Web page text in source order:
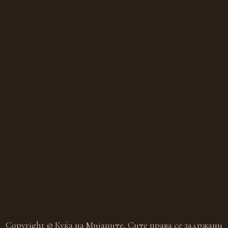
Restaurants in Galicnik, Republic of North Macedonia
Copyright © Куќа на Мијаците, Сите права се задржани